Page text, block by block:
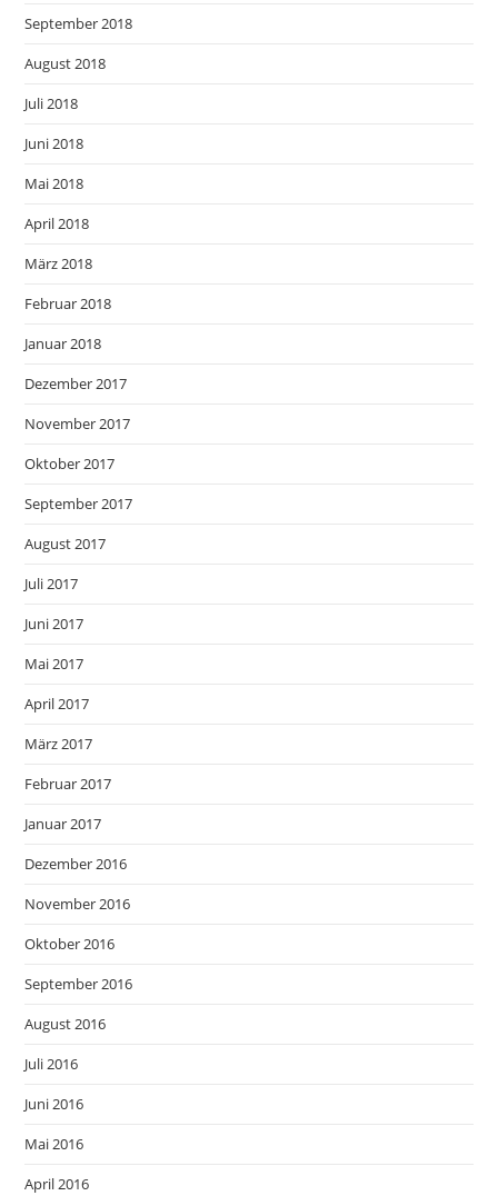
September 2018
August 2018
Juli 2018
Juni 2018
Mai 2018
April 2018
März 2018
Februar 2018
Januar 2018
Dezember 2017
November 2017
Oktober 2017
September 2017
August 2017
Juli 2017
Juni 2017
Mai 2017
April 2017
März 2017
Februar 2017
Januar 2017
Dezember 2016
November 2016
Oktober 2016
September 2016
August 2016
Juli 2016
Juni 2016
Mai 2016
April 2016